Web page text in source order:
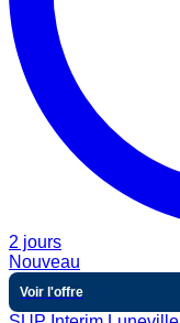
2 jours
Nouveau
Voir l'offre